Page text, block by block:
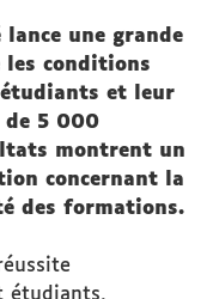
une grande
les conditions
étudiants et leur
de 5 000
montrent un
concernant la
des formations.
étudiants,